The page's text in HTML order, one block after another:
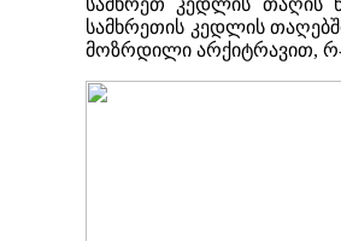
სამხრეთ კედლის თაღის
სამხრეთის კედლის
მოზრდილი არქიტრავით, რ-